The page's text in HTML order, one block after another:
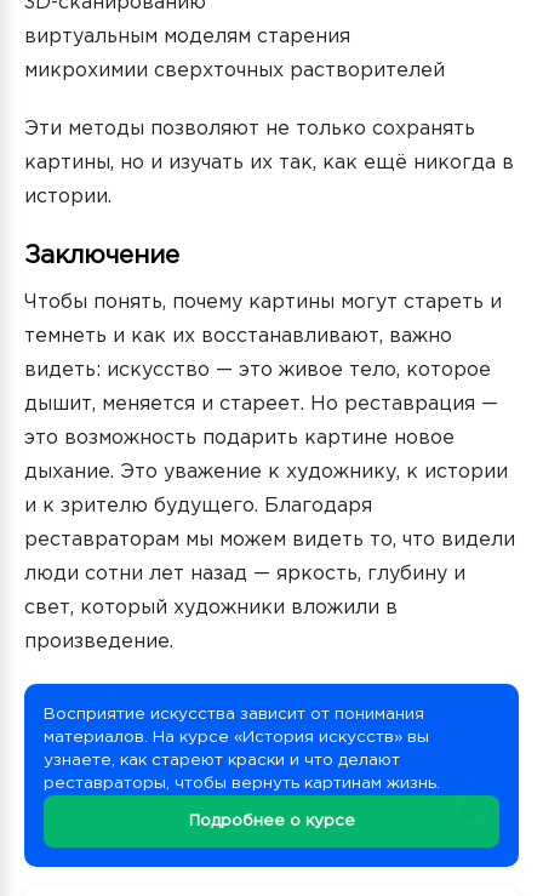
виртуальным моделям старения
микрохимии сверхточных растворителей
Эти методы позволяют не только сохранять
картины, но и изучать их так, как ещё никогда в
истории.
Заключение
Чтобы понять, почему картины могут стареть и
темнеть и как их восстанавливают, важно
видеть: искусство — это живое тело, которое
дышит, меняется и стареет. Но реставрация —
это возможность подарить картине новое
дыхание. Это уважение к художнику, к истории
и к зрителю будущего. Благодаря
реставраторам мы можем видеть то, что видели
люди сотни лет назад — яркость, глубину и
свет, который художники вложили в
произведение.
Восприятие искусства зависит от понимания
материалов. На курсе «История искусств» вы
узнаете, как стареют краски и что делают
реставраторы, чтобы вернуть картинам жизнь.
Подробнее о курсе